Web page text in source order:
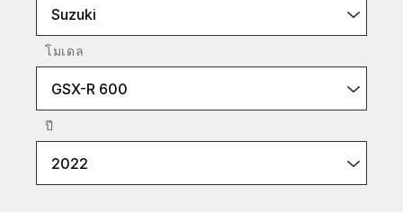
Suzuki
โมเดล
GSX-R 600
ปี
2022